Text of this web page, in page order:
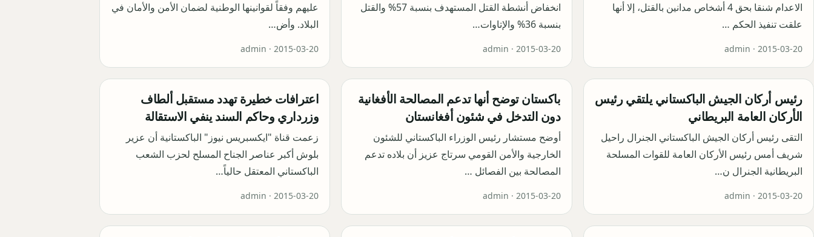
الاعدام شنقا بحق 4 أشخاص مدانين بالقتل، إلا أنها
علقت تنفيذ الحكم …
admin · 2015-03-20
انخفاض أنشطة القتل المستهدف بنسبة 57% والقتل
بنسبة 36% والإتاوات…
admin · 2015-03-20
عليهم وفقاً لقوانينها الوطنية لضمان الأمن والأمان في
البلاد. وأض…
admin ·2015-03-20
رئيس أركان الجيش الباكستاني يلتقي رئيس
الأركان العامة البريطاني
التقى رئيس أركان الجيش الباكستاني الجنرال راحيل
شريف أمس رئيس الأركان العامة للقوات المسلحة
البريطانية الجنرال ن…
admin · 2015-03-20
باكستان توضح أنها تدعم المصالحة الأفغانية
دون التدخل في شئون أفغانستان
أوضح مستشار رئيس الوزراء الباكستاني للشئون
الخارجية والأمن القومي سرتاج عزيز أن بلاده تدعم
المصالحة بين الفصائل …
admin · 2015-03-20
اعترافات خطيرة تهدد مستقبل ألطاف
وزرداري وحاكم السند ينفي الاستقالة
زعمت قناة "ايكسبريس نيوز" الباكستانية أن عزير
بلوش أكبر عناصر الجناح المسلح لحزب الشعب
الباكستاني المعتقل حالياً…
admin ·2015-03-20